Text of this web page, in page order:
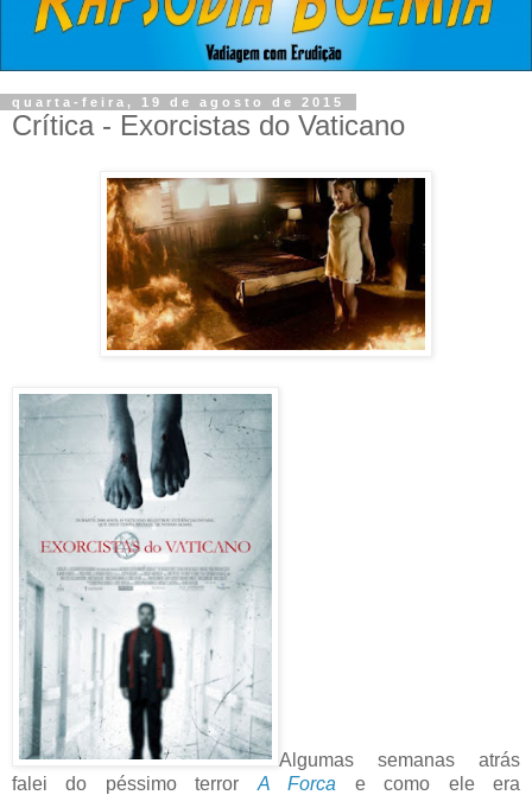
quarta-feira, 19 de agosto de 2015
Crítica - Exorcistas do Vaticano
Algumas semanas atrás
falei do péssimo terror A Forca e como ele era